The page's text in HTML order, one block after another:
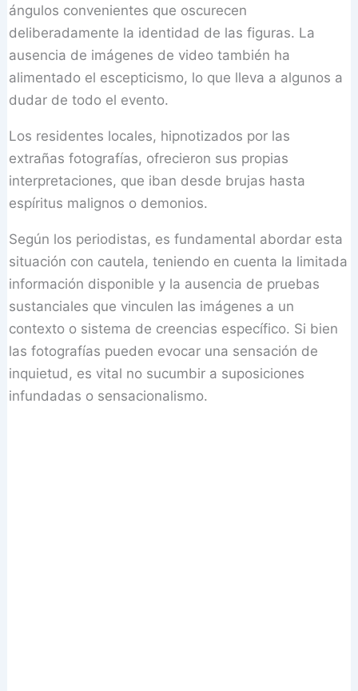
ángulos convenientes que oscurecen
deliberadamente la identidad de las figuras. La
ausencia de imágenes de video también ha
alimentado el escepticismo, lo que lleva a algunos a
dudar de todo el evento.
Los residentes locales, hipnotizados por las
extrañas fotografías, ofrecieron sus propias
interpretaciones, que iban desde brujas hasta
espíritus malignos o demonios.
Según los periodistas, es fundamental abordar esta
situación con cautela, teniendo en cuenta la limitada
información disponible y la ausencia de pruebas
sustanciales que vinculen las imágenes a un
contexto o sistema de creencias específico. Si bien
las fotografías pueden evocar una sensación de
inquietud, es vital no sucumbir a suposiciones
infundadas o sensacionalismo.